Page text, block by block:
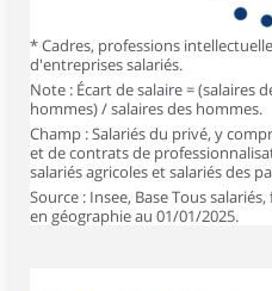
* Cadres, professions
d'entreprises salariés.
Note : Écart de salaire = (salaires
hommes) / salaires des hommes.
Champ : Salariés du privé, y
et de contrats de
salariés agricoles et salariés des
Source : Insee, Base Tous
en géographie au 01/01/2025.